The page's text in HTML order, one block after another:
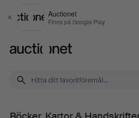
Stäng
Auctionet
Finns på Google Play